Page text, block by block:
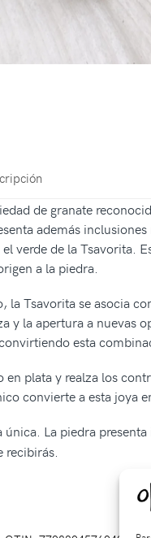
de granate
además
verde de la Tsavorita.
a la piedra.
la Tsavorita se asocia
y la apertura a nuevas
esta
en plata y realza los
convierte a esta joya
única. La piedra
recibirás.